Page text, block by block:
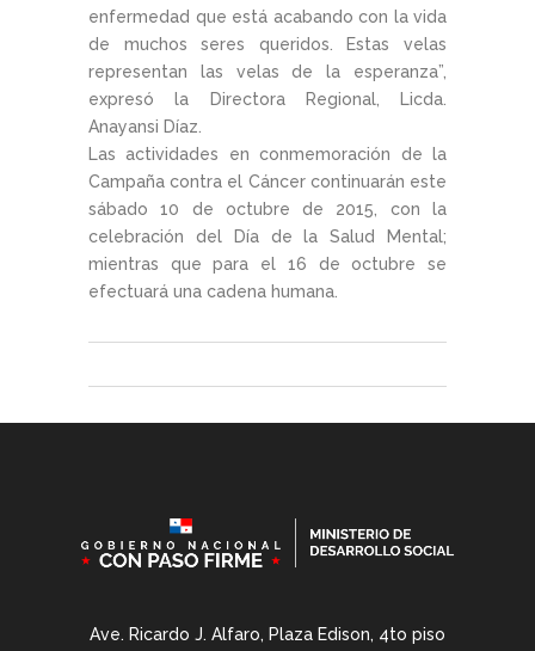
enfermedad que está acabando con la vida
de muchos seres queridos. Estas velas
representan las velas de la esperanza”,
expresó la Directora Regional, Licda.
Anayansi Díaz.
Las actividades en conmemoración de la
Campaña contra el Cáncer continuarán este
sábado 10 de octubre de 2015, con la
celebración del Día de la Salud Mental;
mientras que para el 16 de octubre se
efectuará una cadena humana.
Ave. Ricardo J. Alfaro, Plaza Edison, 4to piso